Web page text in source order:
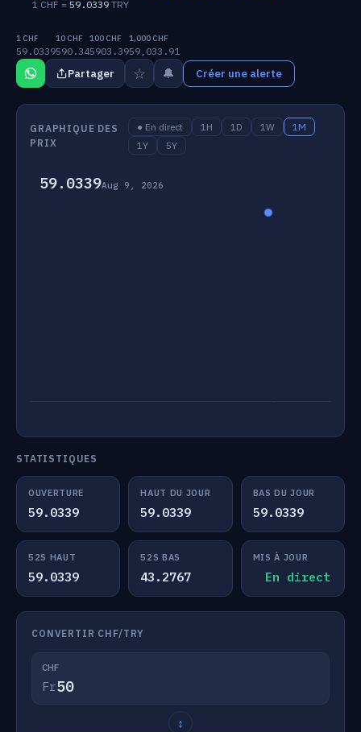
1 CHF = 59.0339 TRY
1 CHF
59.0339
10 CHF
590.34
100 CHF
5903.39
1,000 CHF
59,033.91
Partager ☆ 🔔 Créer une alerte
GRAPHIQUE DES
PRIX
● En direct 1H 1D 1W
1M
1Y
5Y
59.0339Aug 9, 2026
STATISTIQUES
OUVERTURE
59.0339
HAUT DU JOUR
59.0339
BAS DU JOUR
59.0339
52S HAUT
59.0339
52S BAS
43.2767
MIS À JOUR
En direct
CONVERTIR CHF/TRY
CHF
Fr
↕